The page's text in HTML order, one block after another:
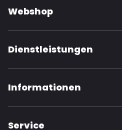
Webshop
Dienstleistungen
Informationen
Service